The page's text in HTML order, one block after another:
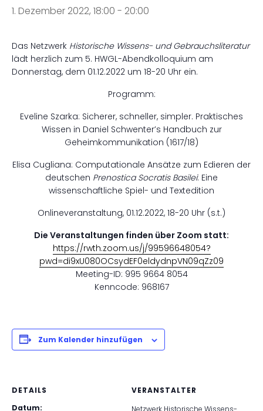
1. Dezember 2022, 18:00 - 20:00
Das Netzwerk Historische Wissens- und Gebrauchsliteratur
lädt herzlich zum 5. HWGL-Abendkolloquium am
Donnerstag, dem 01.12.2022 um 18-20 Uhr ein.
Programm:
Eveline Szarka: Sicherer, schneller, simpler. Praktisches
Wissen in Daniel Schwenter’s Handbuch zur
Geheimkommunikation (1617/18)
Elisa Cugliana: Computationale Ansätze zum Edieren der
deutschen Prenostica Socratis Basilei: Eine
wissenschaftliche Spiel- und Textedition
Onlineveranstaltung, 01.12.2022, 18-20 Uhr (s.t.)
Die Veranstaltungen finden über Zoom statt:
https://rwth.zoom.us/j/99596648054?
pwd=di9xU080OCsydEF0eldydnpVN09qZz09
Meeting-ID: 995 9664 8054
Kenncode: 968167
Zum Kalender hinzufügen
DETAILS
Datum:
VERANSTALTER
Netzwerk Historische Wissens-